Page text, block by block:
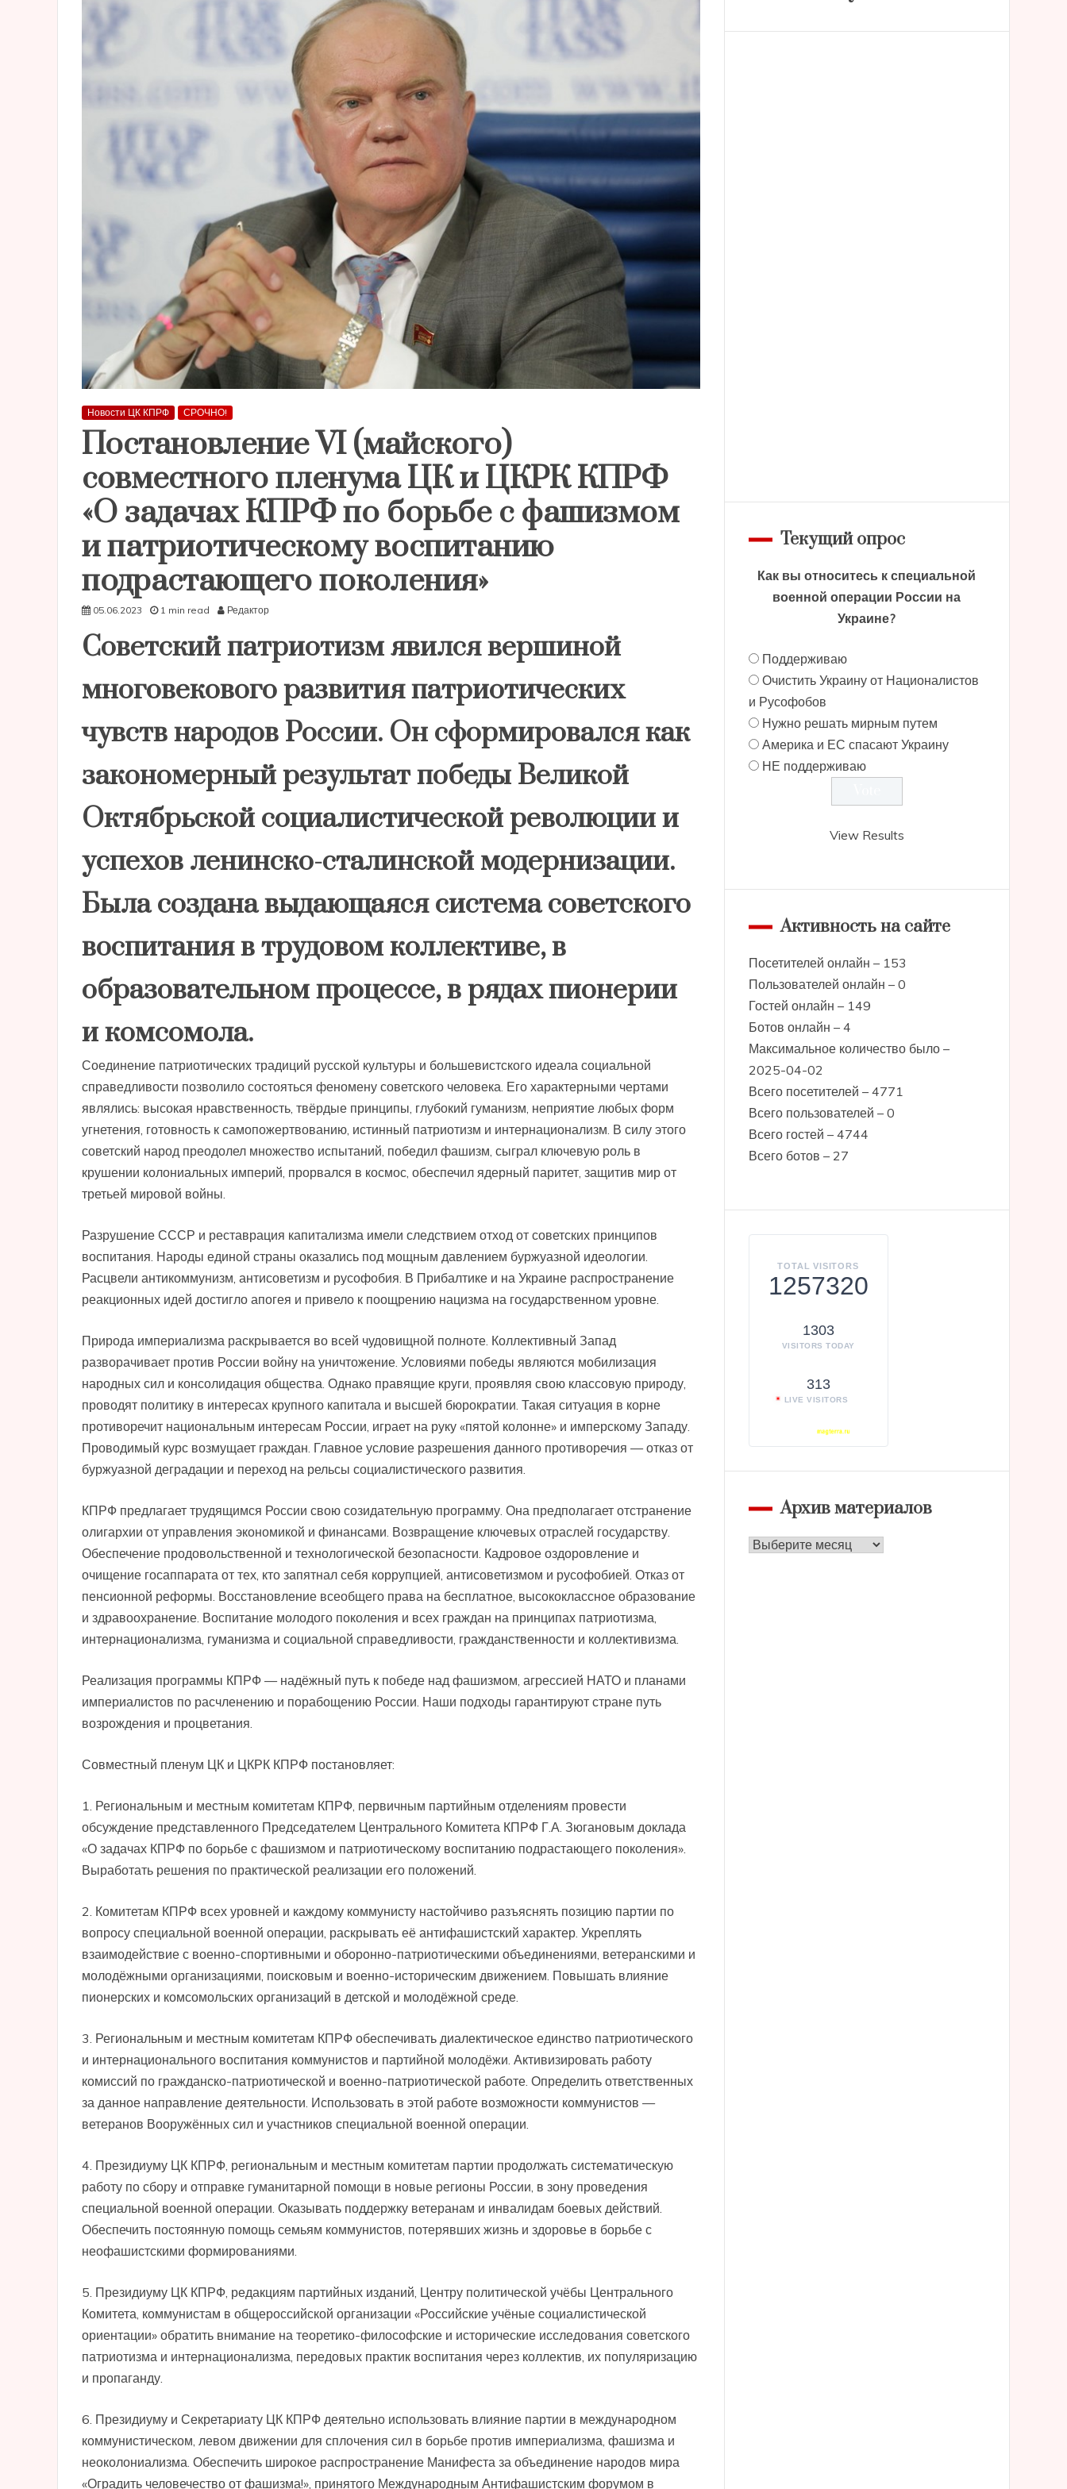
Новости ЦК КПРФ СРОЧНО!
Постановление VI (майского)
совместного пленума ЦК и ЦКРК КПРФ
«О задачах КПРФ по борьбе с фашизмом
и патриотическому воспитанию
подрастающего поколения»
05.06.2023 1 min read Редактор
Советский патриотизм явился вершиной
многовекового развития патриотических
чувств народов России. Он сформировался как
закономерный результат победы Великой
Октябрьской социалистической революции и
успехов ленинско-сталинской модернизации.
Была создана выдающаяся система советского
воспитания в трудовом коллективе, в
образовательном процессе, в рядах пионерии
и комсомола.
Соединение патриотических традиций русской культуры и большевистского идеала социальной
справедливости позволило состояться феномену советского человека. Его характерными чертами
являлись: высокая нравственность, твёрдые принципы, глубокий гуманизм, неприятие любых форм
угнетения, готовность к самопожертвованию, истинный патриотизм и интернационализм. В силу этого
советский народ преодолел множество испытаний, победил фашизм, сыграл ключевую роль в
крушении колониальных империй, прорвался в космос, обеспечил ядерный паритет, защитив мир от
третьей мировой войны.
Разрушение СССР и реставрация капитализма имели следствием отход от советских принципов
воспитания. Народы единой страны оказались под мощным давлением буржуазной идеологии.
Расцвели антикоммунизм, антисоветизм и русофобия. В Прибалтике и на Украине распространение
реакционных идей достигло апогея и привело к поощрению нацизма на государственном уровне.
Природа империализма раскрывается во всей чудовищной полноте. Коллективный Запад
разворачивает против России войну на уничтожение. Условиями победы являются мобилизация
народных сил и консолидация общества. Однако правящие круги, проявляя свою классовую природу,
проводят политику в интересах крупного капитала и высшей бюрократии. Такая ситуация в корне
противоречит национальным интересам России, играет на руку «пятой колонне» и имперскому Западу.
Проводимый курс возмущает граждан. Главное условие разрешения данного противоречия — отказ от
буржуазной деградации и переход на рельсы социалистического развития.
КПРФ предлагает трудящимся России свою созидательную программу. Она предполагает отстранение
олигархии от управления экономикой и финансами. Возвращение ключевых отраслей государству.
Обеспечение продовольственной и технологической безопасности. Кадровое оздоровление и
очищение госаппарата от тех, кто запятнал себя коррупцией, антисоветизмом и русофобией. Отказ от
пенсионной реформы. Восстановление всеобщего права на бесплатное, высококлассное образование
и здравоохранение. Воспитание молодого поколения и всех граждан на принципах патриотизма,
интернационализма, гуманизма и социальной справедливости, гражданственности и коллективизма.
Реализация программы КПРФ — надёжный путь к победе над фашизмом, агрессией НАТО и планами
империалистов по расчленению и порабощению России. Наши подходы гарантируют стране путь
возрождения и процветания.
Совместный пленум ЦК и ЦКРК КПРФ постановляет:
1. Региональным и местным комитетам КПРФ, первичным партийным отделениям провести
обсуждение представленного Председателем Центрального Комитета КПРФ Г.А. Зюгановым доклада
«О задачах КПРФ по борьбе с фашизмом и патриотическому воспитанию подрастающего поколения».
Выработать решения по практической реализации его положений.
2. Комитетам КПРФ всех уровней и каждому коммунисту настойчиво разъяснять позицию партии по
вопросу специальной военной операции, раскрывать её антифашистский характер. Укреплять
взаимодействие с военно-спортивными и оборонно-патриотическими объединениями, ветеранскими и
молодёжными организациями, поисковым и военно-историческим движением. Повышать влияние
пионерских и комсомольских организаций в детской и молодёжной среде.
3. Региональным и местным комитетам КПРФ обеспечивать диалектическое единство патриотического
и интернационального воспитания коммунистов и партийной молодёжи. Активизировать работу
комиссий по гражданско-патриотической и военно-патриотической работе. Определить ответственных
за данное направление деятельности. Использовать в этой работе возможности коммунистов —
ветеранов Вооружённых сил и участников специальной военной операции.
4. Президиуму ЦК КПРФ, региональным и местным комитетам партии продолжать систематическую
работу по сбору и отправке гуманитарной помощи в новые регионы России, в зону проведения
специальной военной операции. Оказывать поддержку ветеранам и инвалидам боевых действий.
Обеспечить постоянную помощь семьям коммунистов, потерявших жизнь и здоровье в борьбе с
неофашистскими формированиями.
5. Президиуму ЦК КПРФ, редакциям партийных изданий, Центру политической учёбы Центрального
Комитета, коммунистам в общероссийской организации «Российские учёные социалистической
ориентации» обратить внимание на теоретико-философские и исторические исследования советского
патриотизма и интернационализма, передовых практик воспитания через коллектив, их популяризацию
и пропаганду.
6. Президиуму и Секретариату ЦК КПРФ деятельно использовать влияние партии в международном
коммунистическом, левом движении для сплочения сил в борьбе против империализма, фашизма и
неоколониализма. Обеспечить широкое распространение Манифеста за объединение народов мира
«Оградить человечество от фашизма!», принятого Международным Антифашистским форумом в
Текущий опрос
Как вы относитесь к специальной
военной операции России на
Украине?
Поддерживаю
Очистить Украину от Националистов
и Русофобов
Нужно решать мирным путем
Америка и ЕС спасают Украину
НЕ поддерживаю
View Results
Активность на сайте
Посетителей онлайн – 153
Пользователей онлайн – 0
Гостей онлайн – 149
Ботов онлайн – 4
Максимальное количество было –
2025-04-02
Всего посетителей – 4771
Всего пользователей – 0
Всего гостей – 4744
Всего ботов – 27
TOTAL VISITORS
1257320
1303
VISITORS TODAY
313
LIVE VISITORS
Архив материалов
Архив